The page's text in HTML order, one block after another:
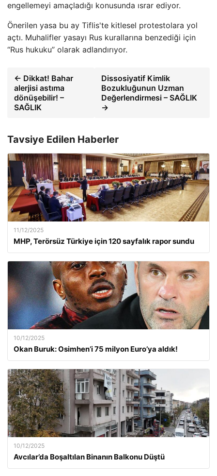
engellemeyi amaçladığı konusunda ısrar ediyor.
Önerilen yasa bu ay Tiflis'te kitlesel protestolara yol
açtı. Muhalifler yasayı Rus kurallarına benzediği için
“Rus hukuku” olarak adlandırıyor.
← Dikkat! Bahar
alerjisi astıma
dönüşebilir! –
SAĞLIK
Dissosiyatif Kimlik
Bozukluğunun Uzman
Değerlendirmesi – SAĞLIK
→
Tavsiye Edilen Haberler
11/12/2025
MHP, Terörsüz Türkiye için 120 sayfalık rapor sundu
10/12/2025
Okan Buruk: Osimhen’i 75 milyon Euro’ya aldık!
10/12/2025
Avcılar’da Boşaltılan Binanın Balkonu Düştü